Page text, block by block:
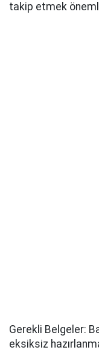
takip etmek
Gerekli Belgeler:
eksiksiz